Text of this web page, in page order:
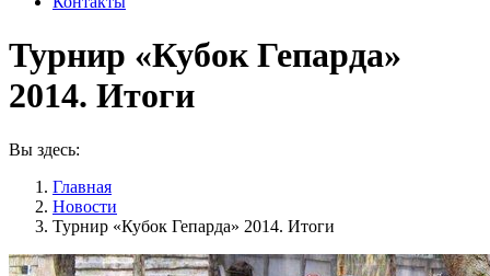
Турнир «Кубок Гепарда»
2014. Итоги
Вы здесь:
Главная
Новости
Турнир «Кубок Гепарда» 2014. Итоги